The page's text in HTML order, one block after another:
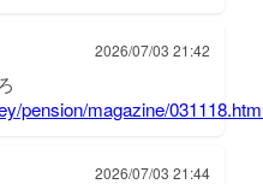
2026/07/03 21:42
pension/magazine/
2026/07/03 21:44